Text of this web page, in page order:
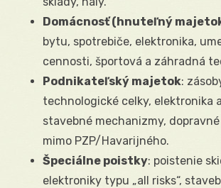
Domácnosť (hnuteľný
bytu, spotrebiče, elektronika,
cennosti, športová a záhradná
Podnikateľský majetok:
technologické celky, elektronika
stavebné mechanizmy,
mimo PZP/Havarijného.
Špeciálne poistky: poistenie
elektroniky typu „all risks“,